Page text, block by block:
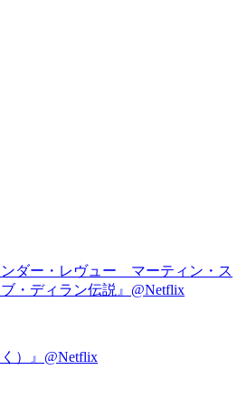
ンダー・レヴュー マーティン・ス
・ディラン伝説』@Netflix
）』@Netflix